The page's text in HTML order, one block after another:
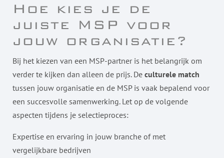
Hoe kies je de
juiste MSP voor
jouw organisatie?
Bij het kiezen van een MSP-partner is het belangrijk om
verder te kijken dan alleen de prijs. De culturele match
tussen jouw organisatie en de MSP is vaak bepalend voor
een succesvolle samenwerking. Let op de volgende
aspecten tijdens je selectieproces:
Expertise en ervaring in jouw branche of met
vergelijkbare bedrijven